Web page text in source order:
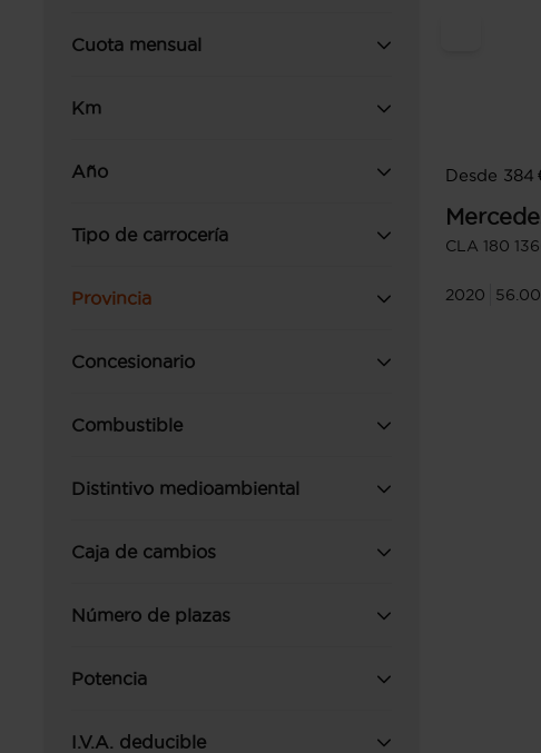
Cuota mensual
Km
Año
Tipo de carrocería
Provincia
Concesionario
Combustible
Distintivo medioambiental
Caja de cambios
Número de plazas
Potencia
I.V.A. deducible
Desde 384
CLA 180
2020